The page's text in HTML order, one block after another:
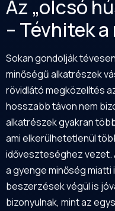
Az „olcsó
– Tévhitek
Sokan gondolják
minőségű alkatrészek
rövidlátó megközelítés
hosszabb távon nem
alkatrészek gyakran
ami elkerülhetetlenül
időveszteséghez vezet.
a gyenge minőség
beszerzések végül is
bizonyulnak, mint az